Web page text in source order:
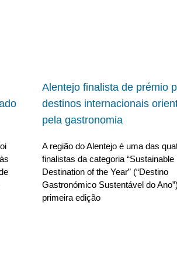
Alentejo finalista de prémio
destinos internacionais
pela gastronomia
A região do Alentejo é uma das
finalistas da categoria “Sustainable
Destination of the Year” (“Destino
Gastronómico Sustentável do
primeira edição